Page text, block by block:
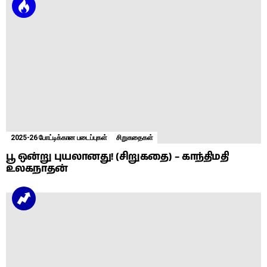
2025-26 போட்டிக்கான படைப்புகள் சிறுகதைகள்
பூ ஒன்று புயலானது! (சிறுகதை) – காந்திமதி
உலகநாதன்